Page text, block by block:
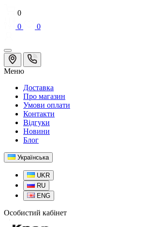
0
0
0
Меню
Доставка
Про магазин
Умови оплати
Контакти
Відгуки
Новини
Блог
Українська
UKR
RU
ENG
Особистий кабінет